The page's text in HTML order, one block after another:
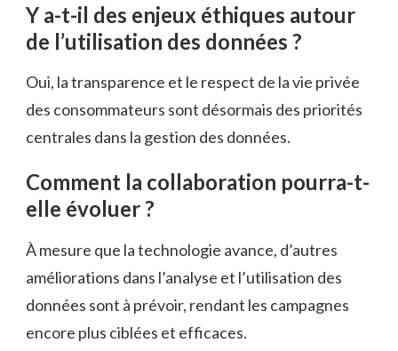
Y a-t-il des enjeux éthiques autour
de l’utilisation des données ?
Oui, la transparence et le respect de la vie privée
des consommateurs sont désormais des priorités
centrales dans la gestion des données.
Comment la collaboration pourra-t-
elle évoluer ?
À mesure que la technologie avance, d’autres
améliorations dans l’analyse et l’utilisation des
données sont à prévoir, rendant les campagnes
encore plus ciblées et efficaces.